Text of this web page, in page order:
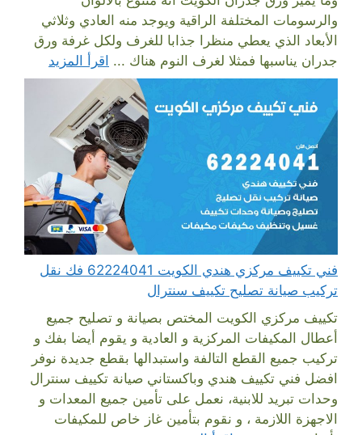
والرسومات المختلفة الراقية ويوجد منه العادي وثلاثي
الأبعاد الذي يعطي منظرا جذابا للغرف ولكل غرفة ورق
جدران يناسبها فمثلا لغرف النوم هناك ... اقرأ المزيد
فني تكييف مركزي هندي الكويت 62224041 فك نقل
تركيب صيانة تصليح تكييف سنترال
تكييف مركزي الكويت المختص بصيانة و تصليح جميع
أعطال المكيفات المركزية و العادية و يقوم أيضا بفك و
تركيب جميع القطع التالفة واستبدالها بقطع جديدة نوفر
افضل فني تكييف هندي وباكستاني صيانة تكييف سنترال
وحدات تبريد للابنية، نعمل على تأمين جميع المعدات و
الاجهزة اللازمة ، و نقوم بتأمين غاز خاص للمكيفات